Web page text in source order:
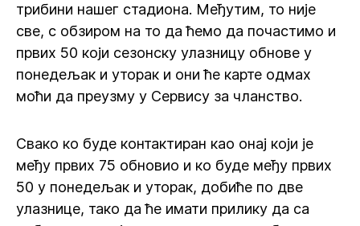
трибини нашег стадиона. Међутим, то није
све, с обзиром на то да ћемо да почастимо и
првих 50 који сезонску улазницу обнове у
понедељак и уторак и они ће карте одмах
моћи да преузму у Сервису за чланство.
Свако ко буде контактиран као онај који је
међу првих 75 обновио и ко буде међу првих
50 у понедељак и уторак, добиће по две
улазнице, тако да ће имати прилику да са